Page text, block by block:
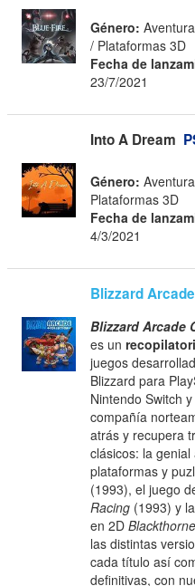
Género:
/ Plataformas 3D
Fecha de
23/7/2021
Into A Dream
Género:
Plataformas 3D
Fecha de
4/3/2021
Blizzard
Blizzard Arcade
es un
juegos
Blizzard para
Nintendo Switch
compañía
atrás y recupera
clásicos: la
plataformas y
(1993), el juego
Racing (1993) y
en 2DBlackthorne
las distintas
cada título así
definitivas, con